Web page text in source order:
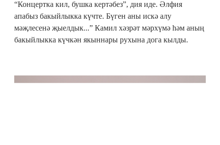
“Концертка кил, бушка кертәбез”, дия иде. Әлфия
апабыз бакыйлыкка күчте. Бүген аны искә алу
мәҗлесенә җыелдык...” Камил хәзрәт мәрхүмә һәм аның
бакыйлыкка күчкән якыннары рухына дога кылды.